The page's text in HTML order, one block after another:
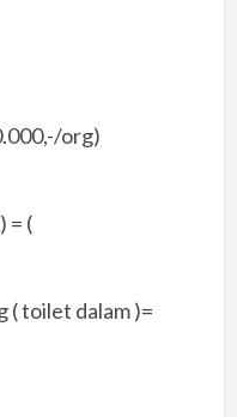
org)
= (
( toilet dalam )=